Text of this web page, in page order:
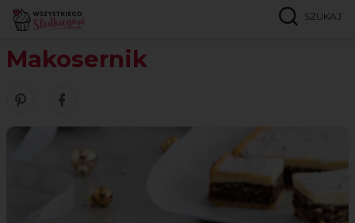
SZUKAJ
Strona główna Makosernik
Makosernik
Zobacz nasze piny w serwisie Pinterest
Udostępnij ten przepis w serwisie Facebook